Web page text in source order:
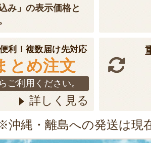
み」の表示価格と
利！複数届け先対応
とめ注文
ご利用ください。
詳しく見る
沖縄・離島への発送は現